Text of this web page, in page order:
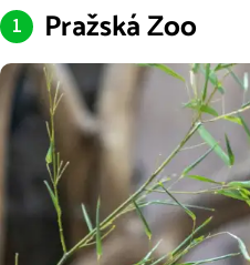
Pražská Zoo